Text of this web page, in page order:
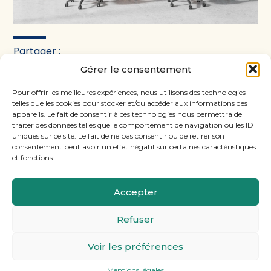
Gérer le consentement
Pour offrir les meilleures expériences, nous utilisons des technologies
telles que les cookies pour stocker et/ou accéder aux informations des
appareils. Le fait de consentir à ces technologies nous permettra de
traiter des données telles que le comportement de navigation ou les ID
uniques sur ce site. Le fait de ne pas consentir ou de retirer son
consentement peut avoir un effet négatif sur certaines caractéristiques
et fonctions.
Accepter
Refuser
Voir les préférences
Partager :
FaceBook
TwitterLinkedIn
Footer
11, rue Laugier, 75017 PARIS
MENTIONS LÉGALES